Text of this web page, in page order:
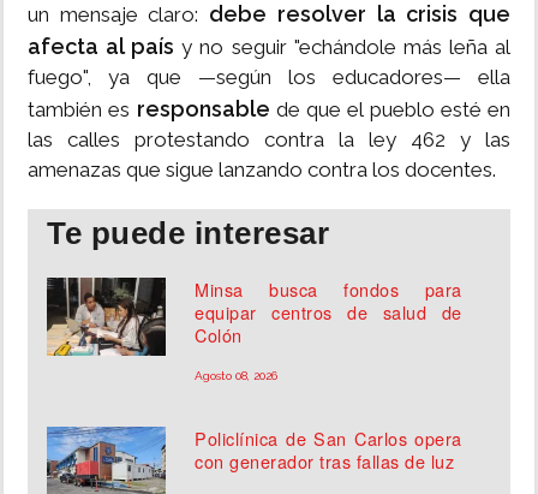
un mensaje claro: debe resolver la crisis que
afecta al país y no seguir "echándole más leña al
fuego", ya que —según los educadores— ella
también es responsable de que el pueblo esté en
las calles protestando contra la ley 462 y las
amenazas que sigue lanzando contra los docentes.
Te puede interesar
Minsa busca fondos para
equipar centros de salud de
Colón
Agosto 08, 2026
Policlínica de San Carlos opera
con generador tras fallas de luz